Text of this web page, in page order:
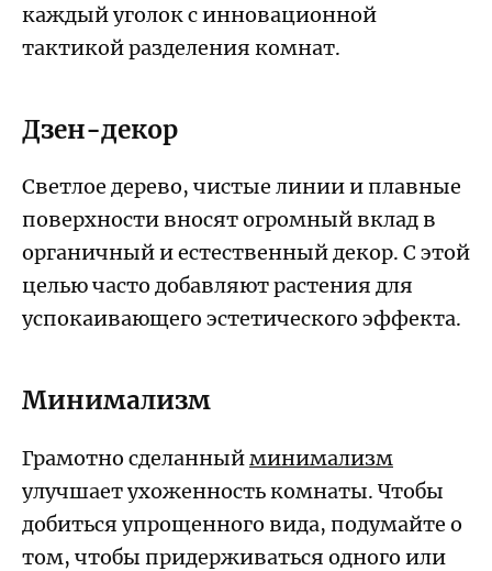
каждый уголок с инновационной
тактикой разделения комнат.
Дзен-декор
Светлое дерево, чистые линии и плавные
поверхности вносят огромный вклад в
органичный и естественный декор. С этой
целью часто добавляют растения для
успокаивающего эстетического эффекта.
Минимализм
Грамотно сделанныйминимализм
улучшает ухоженность комнаты. Чтобы
добиться упрощенного вида, подумайте о
том, чтобы придерживаться одного или